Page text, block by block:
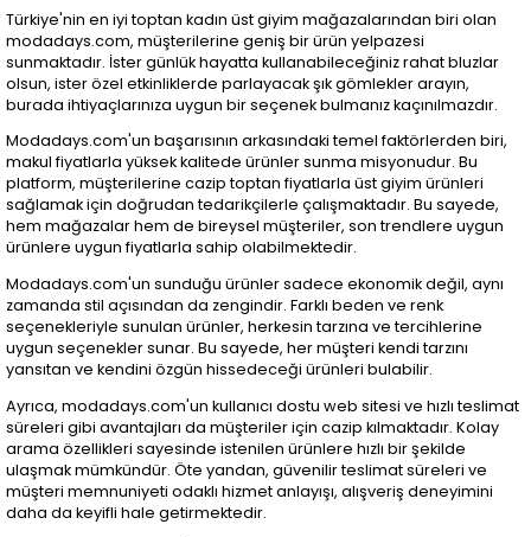
Türkiye'nin en iyi toptan kadın üst giyim mağazalarından biri olan
modadays.com, müşterilerine geniş bir ürün yelpazesi
sunmaktadır. İster günlük hayatta kullanabileceğiniz rahat bluzlar
olsun, ister özel etkinliklerde parlayacak şık gömlekler arayın,
burada ihtiyaçlarınıza uygun bir seçenek bulmanız kaçınılmazdır.
Modadays.com'un başarısının arkasındaki temel faktörlerden biri,
makul fiyatlarla yüksek kalitede ürünler sunma misyonudur. Bu
platform, müşterilerine cazip toptan fiyatlarla üst giyim ürünleri
sağlamak için doğrudan tedarikçilerle çalışmaktadır. Bu sayede,
hem mağazalar hem de bireysel müşteriler, son trendlere uygun
ürünlere uygun fiyatlarla sahip olabilmektedir.
Modadays.com'un sunduğu ürünler sadece ekonomik değil, aynı
zamanda stil açısından da zengindir. Farklı beden ve renk
seçenekleriyle sunulan ürünler, herkesin tarzına ve tercihlerine
uygun seçenekler sunar. Bu sayede, her müşteri kendi tarzını
yansıtan ve kendini özgün hissedeceği ürünleri bulabilir.
Ayrıca, modadays.com'un kullanıcı dostu web sitesi ve hızlı teslimat
süreleri gibi avantajları da müşteriler için cazip kılmaktadır. Kolay
arama özellikleri sayesinde istenilen ürünlere hızlı bir şekilde
ulaşmak mümkündür. Öte yandan, güvenilir teslimat süreleri ve
müşteri memnuniyeti odaklı hizmet anlayışı, alışveriş deneyimini
daha da keyifli hale getirmektedir.